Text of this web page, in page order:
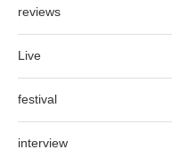
reviews
Live
festival
interview